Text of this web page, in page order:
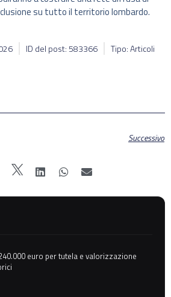
su tutto il territorio lombardo.
ID del post: 583366 Tipo: Articoli
Successivo
euro per tutela e valorizzazione